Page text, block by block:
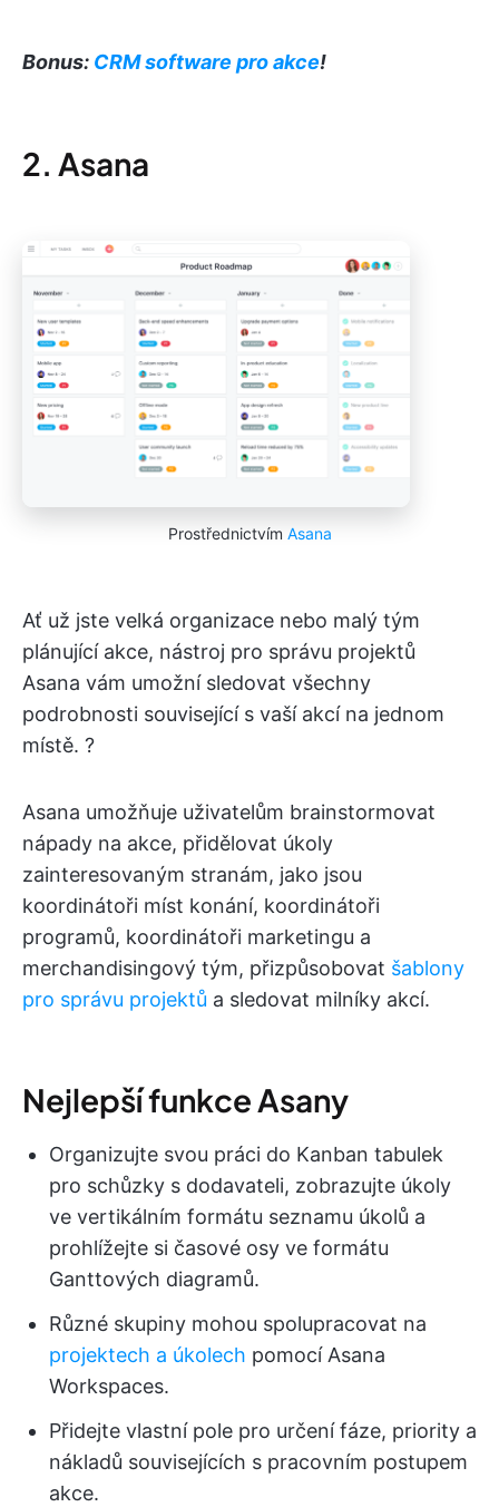
Bonus: CRM software pro akce!
2. Asana
Prostřednictvím Asana
Ať už jste velká organizace nebo malý tým
plánující akce, nástroj pro správu projektů
Asana vám umožní sledovat všechny
podrobnosti související s vaší akcí na jednom
místě. ?️
Asana umožňuje uživatelům brainstormovat
nápady na akce, přidělovat úkoly
zainteresovaným stranám, jako jsou
koordinátoři míst konání, koordinátoři
programů, koordinátoři marketingu a
merchandisingový tým, přizpůsobovat šablony
pro správu projektů a sledovat milníky akcí.
Nejlepší funkce Asany
Organizujte svou práci do Kanban tabulek
pro schůzky s dodavateli, zobrazujte úkoly
ve vertikálním formátu seznamu úkolů a
prohlížejte si časové osy ve formátu
Ganttových diagramů.
Různé skupiny mohou spolupracovat na
projektech a úkolech pomocí Asana
Workspaces.
Přidejte vlastní pole pro určení fáze, priority a
nákladů souvisejících s pracovním postupem
akce.